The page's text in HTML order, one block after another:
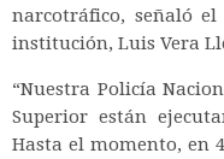
narcotráfico, señaló
institución, Luis Vera
“Nuestra Policía
Superior están
Hasta el momento, en